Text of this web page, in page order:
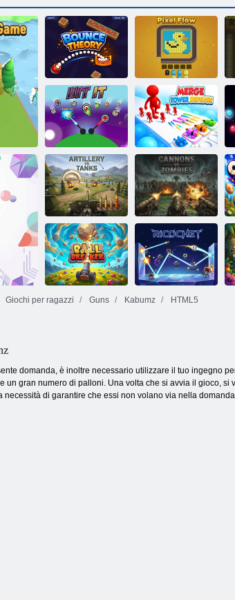
Teoria del
rimbalzo
Flusso di pixel
Colpiscilo
Unisci Tower
Defense
Artiglieria
contro carri
armati
Cannoni contro
Zombie
Giochi per ragazzi Guns Kabumz HTML5
domanda, è inoltre necessario utilizzare il tuo ingegno
un gran numero di palloni. Una volta che si avvia il gioco,
necessità di garantire che essi non volano via nella